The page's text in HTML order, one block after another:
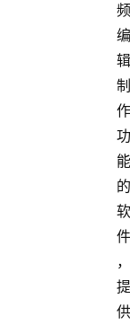
频
编
辑
制
作
功
能
的
软
件
，
提
供